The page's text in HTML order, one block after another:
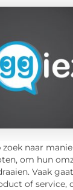
naar
om hun
Vaak
of service,